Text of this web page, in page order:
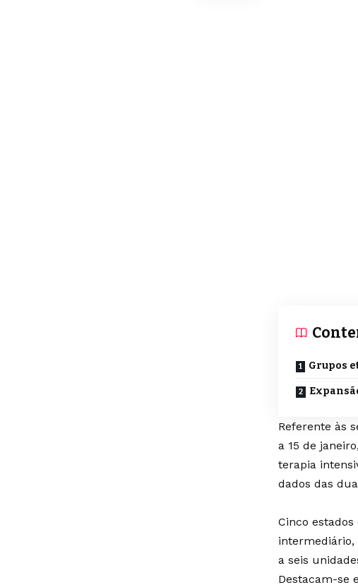
Grupos
Referente às
a 15 de
terapia
dados das
Cinco
intermediário,
a seis
Destacam-se